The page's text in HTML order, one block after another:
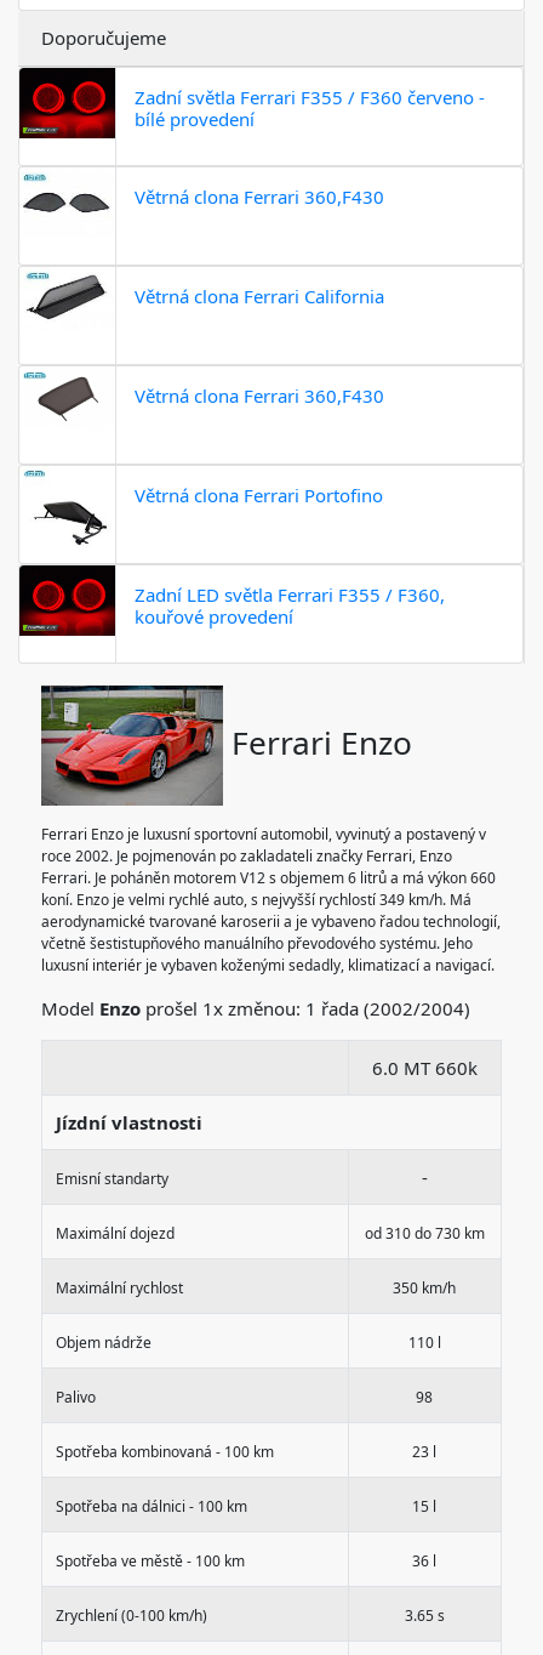
Doporučujeme
Zadní světla Ferrari F355 / F360 červeno -
bílé provedení
Větrná clona Ferrari 360,F430
Větrná clona Ferrari California
Větrná clona Ferrari 360,F430
Větrná clona Ferrari Portofino
Zadní LED světla Ferrari F355 / F360,
kouřové provedení
Ferrari Enzo
Ferrari Enzo je luxusní sportovní automobil, vyvinutý a postavený v
roce 2002. Je pojmenován po zakladateli značky Ferrari, Enzo
Ferrari. Je poháněn motorem V12 s objemem 6 litrů a má výkon 660
koní. Enzo je velmi rychlé auto, s nejvyšší rychlostí 349 km/h. Má
aerodynamické tvarované karoserii a je vybaveno řadou technologií,
včetně šestistupňového manuálního převodového systému. Jeho
luxusní interiér je vybaven koženými sedadly, klimatizací a navigací.
Model Enzoprošel 1x změnou: 1 řada (2002/2004)
6.0 MT 660k
Jízdní vlastnosti
Emisní standarty -
Maximální dojezd od 310 do 730 km
Maximální rychlost 350 km/h
Objem nádrže 110 l
Palivo 98
Spotřeba kombinovaná - 100 km 23 l
Spotřeba na dálnici - 100 km 15 l
Spotřeba ve městě - 100 km 36 l
Zrychlení (0-100 km/h) 3.65 s